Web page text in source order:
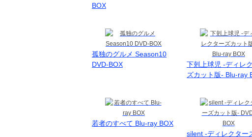
BOX
孤独のグルメ Season10
DVD-BOX
下剋上球児 -ディレ
ズカット版- Blu-ray
若者のすべて Blu-ray BOX
silent -ディレクター